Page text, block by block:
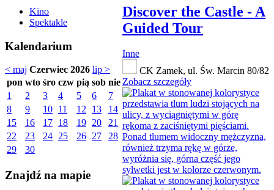
Kino
Spektakle
Kalendarium
< maj Czerwiec 2026 lip >
pon wto śro czw pią sob nie
1
2 3 4 5 6
7
8
9 10 11 12 13
14
15
16 17 18 19 20
21
22
23 24 25 26 27
28
29
30
Znajdź na mapie
Discover the Castle - A
Guided Tour
Inne
CK Zamek, ul. Św. Marcin 80/82
Zobacz szczegóły